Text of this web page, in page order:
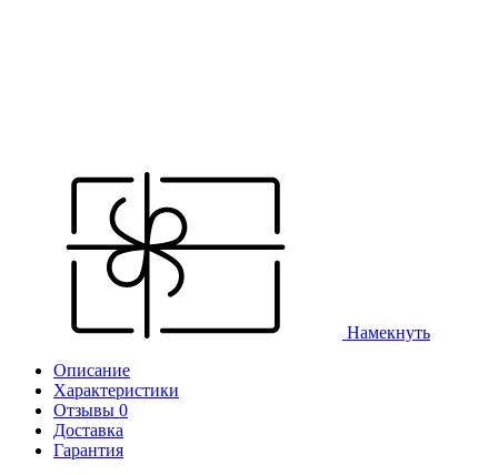
Намекнуть
Описание
Характеристики
Отзывы 0
Доставка
Гарантия